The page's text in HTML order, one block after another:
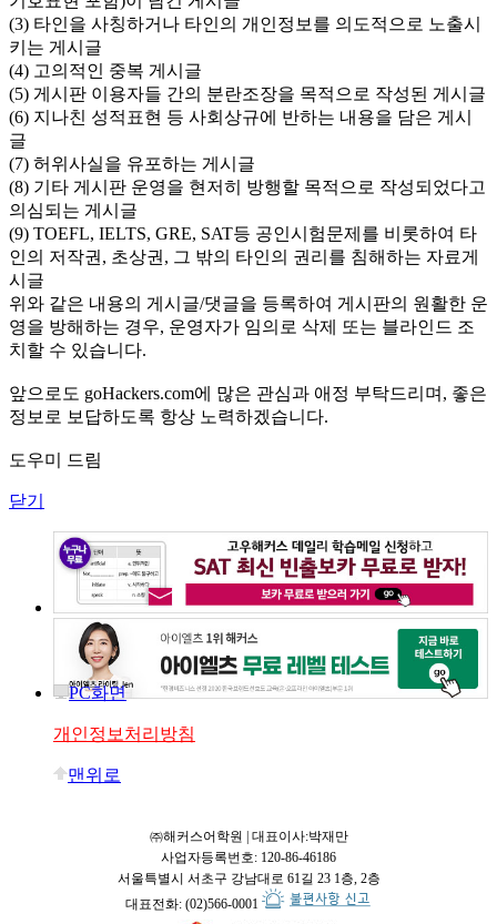
(3) 타인을 사칭하거나 타인의 개인정보를 의도적으로 노출시
키는 게시글
(4) 고의적인 중복 게시글
(5) 게시판 이용자들 간의 분란조장을 목적으로 작성된 게시글
(6) 지나친 성적표현 등 사회상규에 반하는 내용을 담은 게시
글
(7) 허위사실을 유포하는 게시글
(8) 기타 게시판 운영을 현저히 방행할 목적으로 작성되었다고
의심되는 게시글
(9) TOEFL, IELTS, GRE, SAT등 공인시험문제를 비롯하여 타
인의 저작권, 초상권, 그 밖의 타인의 권리를 침해하는 자료게
시글
위와 같은 내용의 게시글/댓글을 등록하여 게시판의 원활한 운
영을 방해하는 경우, 운영자가 임의로 삭제 또는 블라인드 조
치할 수 있습니다.
앞으로도 goHackers.com에 많은 관심과 애정 부탁드리며, 좋은
정보로 보답하도록 항상 노력하겠습니다.
도우미 드림
닫기
PC화면
개인정보처리방침
맨위로
㈜해커스어학원 | 대표이사:박재만
사업자등록번호: 120-86-46186
서울특별시 서초구 강남대로 61길 23 1층, 2층
대표전화: (02)566-0001